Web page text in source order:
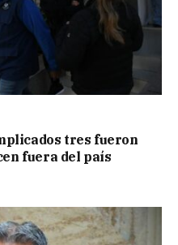
tres fueron
fuera del país